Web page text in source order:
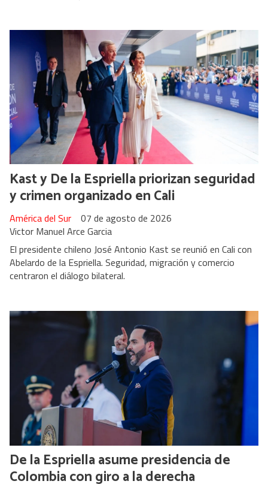
Kast y De la Espriella priorizan seguridad
y crimen organizado en Cali
Victor Manuel Arce Garcia
América del Sur 07 de agosto de 2026
El presidente chileno José Antonio Kast se reunió en Cali con
Abelardo de la Espriella. Seguridad, migración y comercio
centraron el diálogo bilateral.
De la Espriella asume presidencia de
Colombia con giro a la derecha